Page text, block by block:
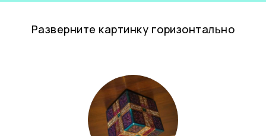
Разверните картинку горизонтально